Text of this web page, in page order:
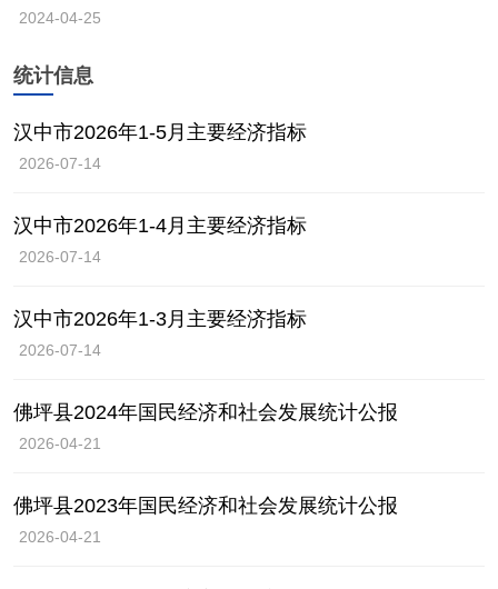
2024-04-25
统计信息
汉中市2026年1-5月主要经济指标
2026-07-14
汉中市2026年1-4月主要经济指标
2026-07-14
汉中市2026年1-3月主要经济指标
2026-07-14
佛坪县2024年国民经济和社会发展统计公报
2026-04-21
佛坪县2023年国民经济和社会发展统计公报
2026-04-21